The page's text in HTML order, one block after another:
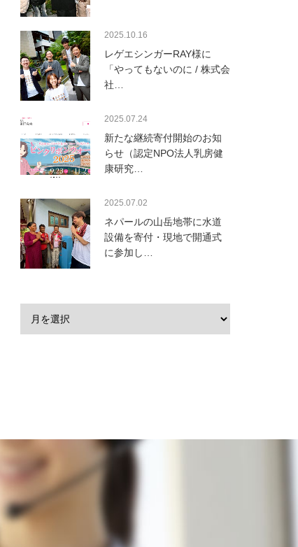
2025.10.16
レゲエシンガーRAY様に
「やってもないのに / 株式会
社…
2025.07.24
新たな継続寄付開始のお知
らせ（認定NPO法人乳房健
康研究…
2025.07.02
ネパールの山岳地帯に水道
設備を寄付・現地で開通式
に参加し…